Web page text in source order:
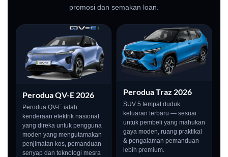
promosi dan semakan loan.
Perodua QV-E 2026
Perodua QV-E ialah
kenderaan elektrik nasional
yang direka untuk pengguna
moden yang mengutamakan
penjimatan kos, pemanduan
senyap dan teknologi mesra
Perodua Traz 2026
SUV 5 tempat duduk
keluaran terbaru — sesuai
untuk pembeli yang mahukan
gaya moden, ruang praktikal
& pengalaman pemanduan
lebih premium.